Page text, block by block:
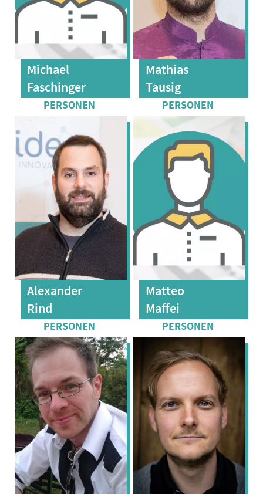
Michael
Faschinger
Mathias
Tausig
Alexander
Rind
Matteo
Maffei